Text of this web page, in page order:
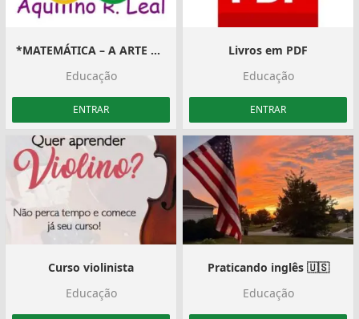
*MATEMÁTICA – A ARTE DE PENSAR*
Educação
ENTRAR
Livros em PDF
Educação
ENTRAR
Curso violinista
Educação
Praticando inglês 🇺🇸️
Educação